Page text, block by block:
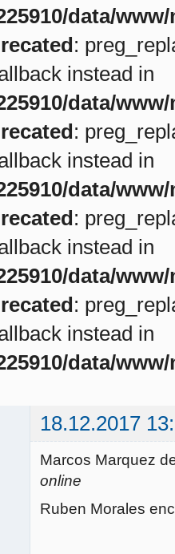
data/
:
instead in
data/
:
instead in
data/
:
instead in
data/
:
instead in
data/
18.12.2017
Marcos Marquez
online
Ruben Morales